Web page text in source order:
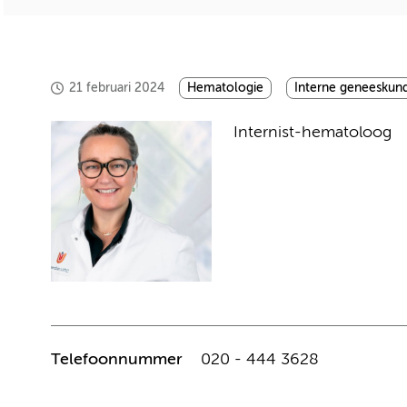
21 februari 2024 Hematologie Interne
Internist-hematoloog
Telefoonnummer 020 - 444 3628